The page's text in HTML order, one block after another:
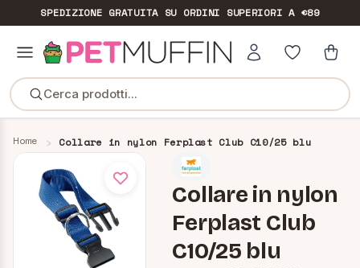
SPEDIZIONE GRATUITASU ORDINI SUPERIORI A €89
Cerca prodotti...
Home Collare in nylon Ferplast Club C10/25 blu
Collare in nylon
Ferplast Club
C10/25 blu